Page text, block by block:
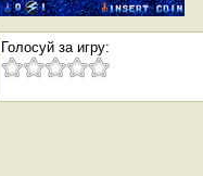
Голосуй за игру: